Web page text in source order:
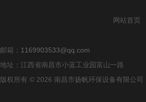
网站首页
邮箱： 1169903533@qq.com
地址：江西省南昌市小蓝工业园富山一路
版权所有 © 2026 南昌市扬帆环保设备有限公司